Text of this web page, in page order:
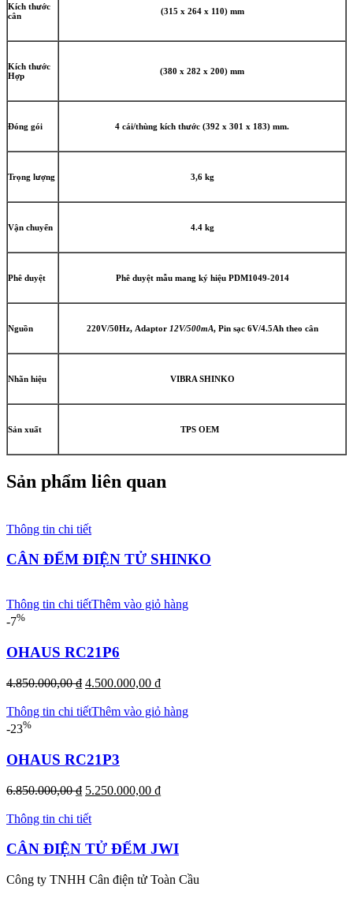
Kích thước
cân
(315 x 264 x 110) mm
Kích thước
Hợp
(380 x 282 x 200) mm
Đóng gói 4 cái/thùng kích thước (392 x 301 x 183) mm.
Trọng lượng 3,6 kg
Vận chuyển 4.4 kg
Phê duyệt Phê duyệt mẫu mang ký hiệu PDM1049-2014
Nguồn 220V/50Hz, Adaptor 12V/500mA, Pin sạc 6V/4.5Ah theo cân
Nhãn hiệu VIBRA SHINKO
Sản xuất TPS OEM
Sản phẩm liên quan
Thông tin chi tiết
CÂN ĐẾM ĐIỆN TỬ SHINKO
Thông tin chi tiếtThêm vào giỏ hàng
-7%
OHAUS RC21P6
4.850.000,00₫ Giá
là:
4.500.000,00 ₫Giá
tại
Thông tin chi tiếtThêm vào giỏ hàng
-23%
OHAUS RC21P3
6.850.000,00₫ Giá
là:
5.250.000,00 ₫Giá
5.250.000,00 ₫.
Thông tin chi tiết
CÂN ĐIỆN TỬ ĐẾM JWI
Công ty TNHH Cân điện tử Toàn Cầu